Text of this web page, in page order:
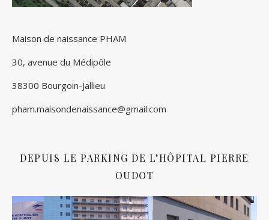
Maison de naissance PHAM
30, avenue du Médipôle
38300 Bourgoin-Jallieu
pham.maisondenaissance@gmail.com
DEPUIS LE PARKING DE L’HÔPITAL PIERRE
OUDOT